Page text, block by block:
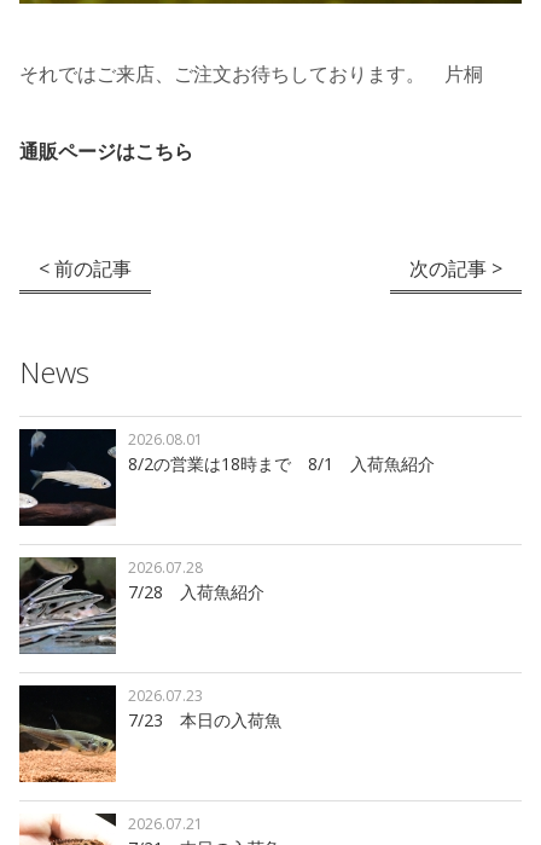
それではご来店、ご注文お待ちしております。 片桐
通販ページはこちら
< 前の記事 次の記事 >
News
8/2の営業は18時まで 8/1 入荷魚紹介
2026.08.01
7/28 入荷魚紹介
2026.07.28
7/23 本日の入荷魚
2026.07.23
2026.07.21